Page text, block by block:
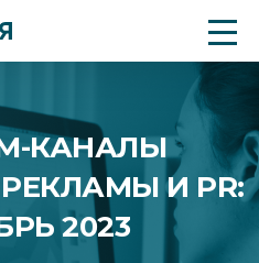
КАНАЛЫ
И PR:
2023